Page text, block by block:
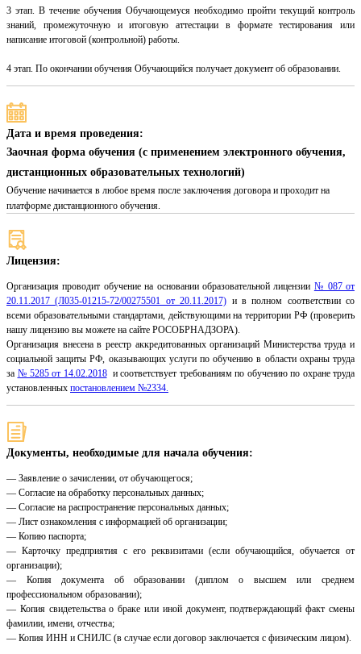
3 этап. В течение обучения Обучающемуся необходимо пройти текущий контроль
знаний, промежуточную и итоговую аттестации в формате тестирования или
написание итоговой (контрольной) работы.
4 этап. По окончании обучения Обучающийся получает документ об образовании.
Дата и время проведения:
Заочная форма обучения (с применением электронного обучения,
дистанционных образовательных технологий)
Обучение начинается в любое время после заключения договора и проходит на
платформе дистанционного обучения.
Лицензия:
Организация проводит обучение на основании образовательной лицензии № 087 от
20.11.2017 (Л035-01215-72/00275501 от 20.11.2017) и в полном соответствии со
всеми образовательными стандартами, действующими на территории РФ (проверить
нашу лицензию вы можете на сайте РОСОБРНАДЗОРА).
Организация внесена в реестр аккредитованных организаций Министерства труда и
социальной защиты РФ, оказывающих услуги по обучению в области охраны труда
за № 5285 от 14.02.2018и соответствует требованиям по обучению по охране труда
установленных постановлением №2334.
Документы, необходимые для начала обучения:
— Заявление о зачислении, от обучающегося;
— Согласие на обработку персональных данных;
— Согласие на распространение персональных данных;
— Лист ознакомления с информацией об организации;
— Копию паспорта;
— Карточку предприятия с его реквизитами (если обучающийся, обучается от
организации);
— Копия документа об образовании (диплом о высшем или среднем
профессиональном образовании);
— Копия свидетельства о браке или иной документ, подтверждающий факт смены
фамилии, имени, отчества;
— Копия ИНН и СНИЛС (в случае если договор заключается с физическим лицом).